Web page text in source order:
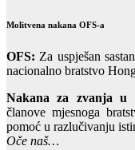
Molitvena nakana OFS-a
OFS: Za uspješan
nacionalno bratstvo
Nakana za zvanja u
članove mjesnoga
pomoć u razlučivanju
Oče naš…